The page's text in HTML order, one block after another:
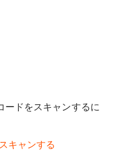
ードをスキャンするに
キャンする